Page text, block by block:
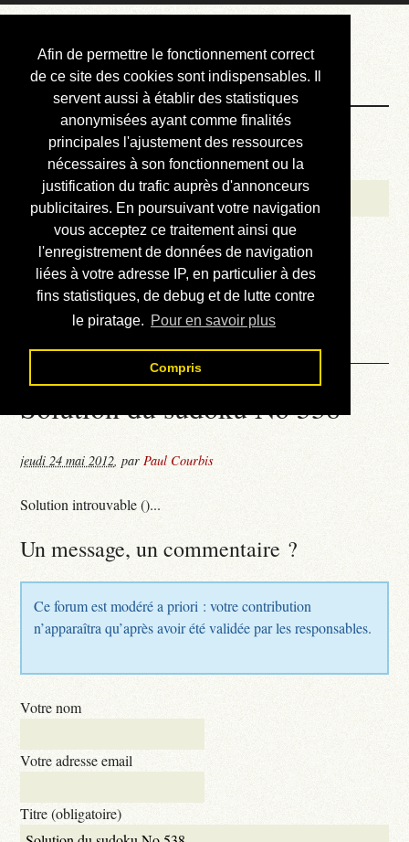
Afin de permettre le fonctionnement correct
de ce site des cookies sont indispensables. Il
servent aussi à établir des statistiques
anonymisées ayant comme finalités
principales l'ajustement des ressources
nécessaires à son fonctionnement ou la
justification du trafic auprès d'annonceurs
publicitaires. En poursuivant votre navigation
vous acceptez ce traitement ainsi que
l'enregistrement de données de navigation
liées à votre adresse IP, en particulier à des
fins statistiques, de debug et de lutte contre
le piratage. Pour en savoir plus
Compris
Courbis, « LE »
Blog Officiel
Bienvenue
Réalisations
Divers (et d’été)
Annonces
Liens externes
Téléchargement
Contact
Solution du sudoku No 538
jeudi 24 mai 2012,parPaul Courbis
Solution introuvable ()...
Un message, un commentaire ?
Ce forum est modéré a priori : votre contribution
n’apparaîtra qu’après avoir été validée par les responsables.
Votre nom
Votre adresse email
Titre (obligatoire)